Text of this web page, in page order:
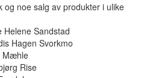
og noe salg av produkter i ulike
Sandstad
Svorkmo
Rise